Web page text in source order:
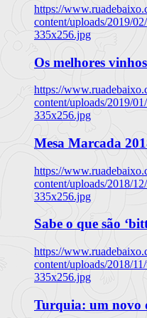
https://
content/uploads/2019/
335x256.jpg
Os melhores
https://
content/uploads/2019/
335x256.jpg
Mesa Marcada
https://
content/uploads/2018/
335x256.jpg
Sabe o que são
https://
content/uploads/2018/
335x256.jpg
Turquia: um novo